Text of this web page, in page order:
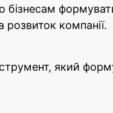
розвиток компанії.
який